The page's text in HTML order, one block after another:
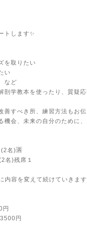
トします✨
を取りたい
い
など
剖学教本を使ったり、質疑
善すべき所、練習方法もお伝
機会、未来の自分のために
名)🈵
名)残席１
容を変えて続けていきます
円